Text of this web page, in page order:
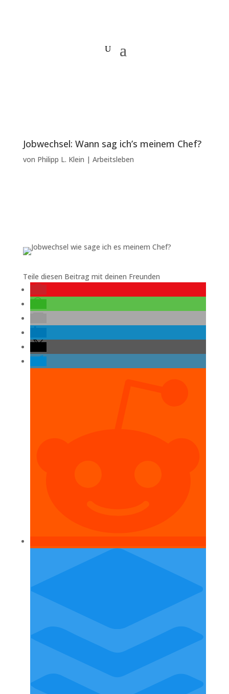
Jobwechsel: Wann sag ich’s meinem Chef?
von Philipp L. Klein | Arbeitsleben
Teile diesen Beitrag mit deinen Freunden